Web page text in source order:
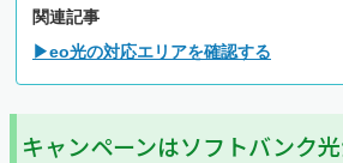
関連記事
▶eo光の対応エリアを確認する
キャンペーンはソフトバンク